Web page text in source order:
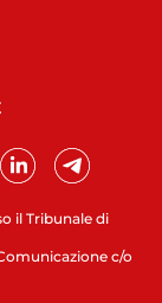
il Tribunale di
c/o